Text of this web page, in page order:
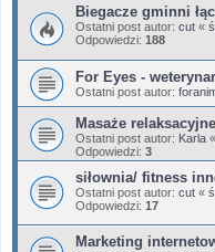
Biegacze gminni
Ostatni post autor: cut «
Odpowiedzi: 188
For Eyes -
Ostatni post autor:
Masaże relaksacyjne
Ostatni post autor: Karla «
Odpowiedzi: 3
siłownia/ fitness
Ostatni post autor: cut «
Odpowiedzi: 17
Marketing